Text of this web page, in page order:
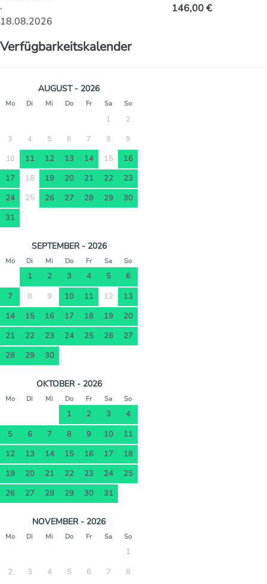
·
18.08.2026
146,00 €
Verfügbarkeitskalender
AUGUST - 2026
Mo Di Mi Do Fr Sa So
1 2
3 4 5 6 7 8 9
10 11 12 13 14 15
16
17
18 19 20 21 22
23
24
25 26 27 28 29
30
31
SEPTEMBER - 2026
Mo Di Mi Do Fr Sa So
1 2 3 4 5
6
7
8 9 10 11 12
13
14
15 16 17 18 19
20
21
22 23 24 25 26
27
28
29 30
OKTOBER - 2026
Mo Di Mi Do Fr Sa So
1 2 3
4
5
6 7 8 9 10
11
12
13 14 15 16 17
18
19
20 21 22 23 24
25
26
27 28 29 30 31
NOVEMBER - 2026
Mo Di Mi Do Fr Sa So
1
2
3 4 5 6 7 8